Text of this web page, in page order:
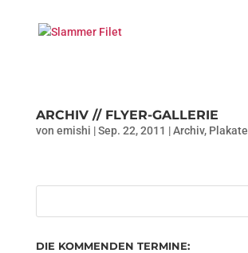
ARCHIV // FLYER-GALLERIE
von emishi |Sep. 22, 2011 |Archiv, Plakate
DIE KOMMENDEN TERMINE: